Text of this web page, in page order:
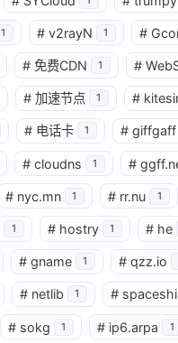
1 # v2rayN 1 #
# 免费CDN 1 #
# 加速节点 1 #
# 电话卡 1 # giffgaff
# cloudns 1 #
# nyc.mn 1 # rr.nu 1
1 # hostry 1 # he
# gname 1 # qzz.io
# netlib 1 #
# sokg 1 # ip6.arpa 1